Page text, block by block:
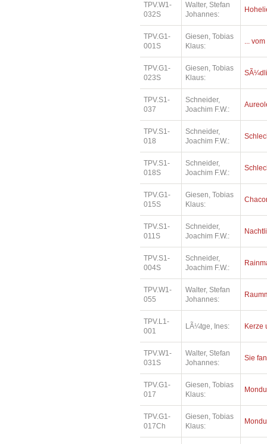
TPV.W1-
032S
Walter, Stefan
Johannes:
TPV.G1-
001S
Giesen, Tobias
Klaus:
...
TPV.G1-
023S
Giesen, Tobias
Klaus:
TPV.S1-
037
Schneider,
Joachim F.W.:
TPV.S1-
018
Schneider,
Joachim F.W.:
TPV.S1-
018S
Schneider,
Joachim F.W.:
TPV.G1-
015S
Giesen, Tobias
Klaus:
TPV.S1-
011S
Schneider,
Joachim F.W.:
TPV.S1-
004S
Schneider,
Joachim F.W.:
TPV.W1-
055
Walter, Stefan
Johannes:
TPV.L1-
001
LÃ¼tge, Ines: Kerze
TPV.W1-
031S
Walter, Stefan
Johannes:
Sie
TPV.G1-
017
Giesen, Tobias
Klaus:
TPV.G1-
017Ch
Giesen, Tobias
Klaus: